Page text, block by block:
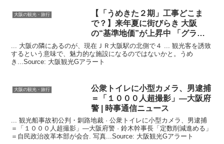
大阪の観光・旅行
【「うめきた２期」工事どこま
で？】来年夏に街びらき 大阪
の“基準地価”が上昇中 「グラン
…
... 大阪の隣にあるのが、現在ＪＲ大阪駅の北側で４ ... 観光客を誘致
するという意味で、魅力的な施設になるのではないかと。うめ
き...Source: 大阪観光Gアラート
大阪の観光・旅行
公衆トイレに小型カメラ、男逮捕
＝「１０００人超撮影」―大阪府
警 | 時事通信ニュース
... 観光船事故初公判・釧路地裁 · 公衆トイレに小型カメラ、男逮捕
＝「１０００人超撮影」―大阪府警 · 鈴木幹事長「定数削減進める」
＝自民政治改革本部が会合. 写真...Source: 大阪観光Gアラート